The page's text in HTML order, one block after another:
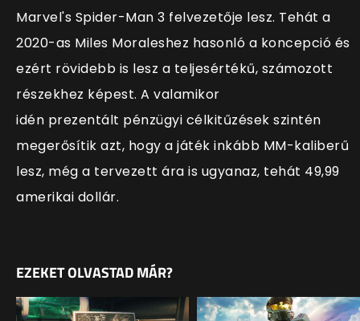
Marvel's Spider-Man 3 felvezetője lesz. Tehát a
2020-as Miles Moraleshez hasonló a koncepció és
ezért rövidebb is lesz a teljesértékű, számozott
részekhez képest. A valamikor
idén prezentált pénzügyi célkitűzések szintén
megerősítik azt, hogy a játék inkább MM-kaliberű
lesz, még a tervezett ára is ugyanaz, tehát 49,99
amerikai dollár.
EZEKET OLVASTAD MÁR?